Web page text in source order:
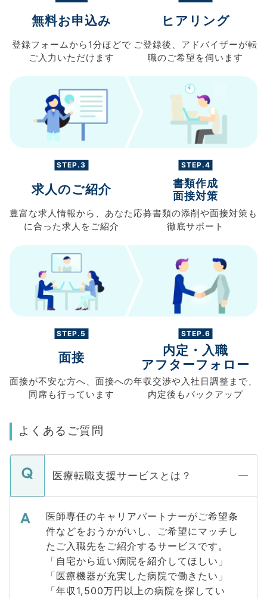
無料お申込み
登録フォームから 1分ほどで
ご入力 いただけます
ヒアリング
ご登録後、 アドバイザーが転
職のご希望を伺います
STEP.3
求人のご紹介
豊富な求人情報から、 あなた
に合った求人を ご紹介
STEP.4
書類作成
面接対策
応募書類の添削や面接対策も
徹底サポート
STEP.5
面接
面接が不安な方へ、 面接への
同席も行っています
STEP.6
内定・入職
アフターフォロー
年収交渉や入社日調整まで、
内定後もバックアップ
よくあるご質問
医療転職支援サービスとは？
医師専任のキャリアパートナーがご希望条
件などをおうかがいし、ご希望にマッチし
たご入職先をご紹介するサービスです。
「自宅から近い病院を紹介してほしい」
「医療機器が充実した病院で働きたい」
「年収1,500万円以上の病院を探してい